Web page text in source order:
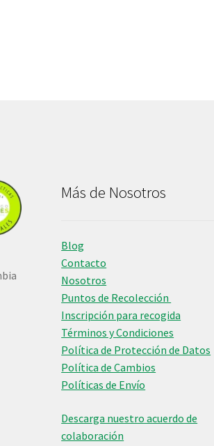
Más de Nosotros
Blog
Contacto
Nosotros
Puntos de Recolección
Inscripción para recogida
Términos y Condiciones
Política de Protección de Datos
Política de Cambios
Políticas de Envío
Descarga nuestro acuerdo de
colaboración